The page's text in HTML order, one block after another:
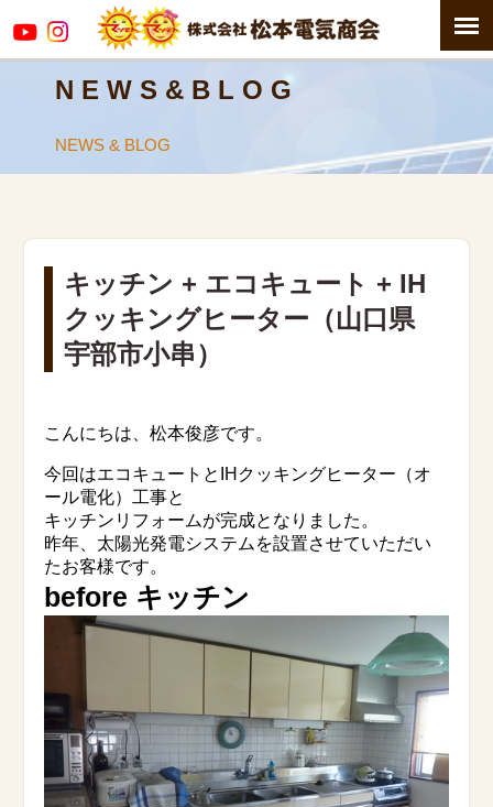
N E W S & B L O G
NEWS & BLOG
キッチン + エコキュート + IH
クッキングヒーター（山口県
宇部市小串）
こんにちは、松本俊彦です。
今回はエコキュートとIHクッキングヒーター（オ
ール電化）工事と
キッチンリフォームが完成となりました。
昨年、太陽光発電システムを設置させていただい
たお客様です。
before キッチン